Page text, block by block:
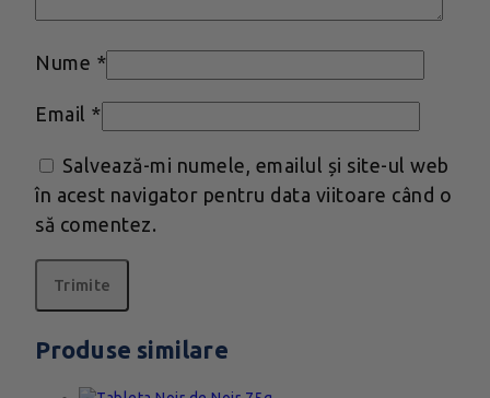
Nume *
Email *
Salvează-mi numele, emailul și site-ul web
în acest navigator pentru data viitoare când o
să comentez.
Produse similare